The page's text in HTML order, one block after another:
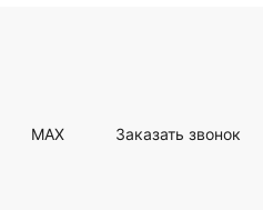
MAX Заказать звонок